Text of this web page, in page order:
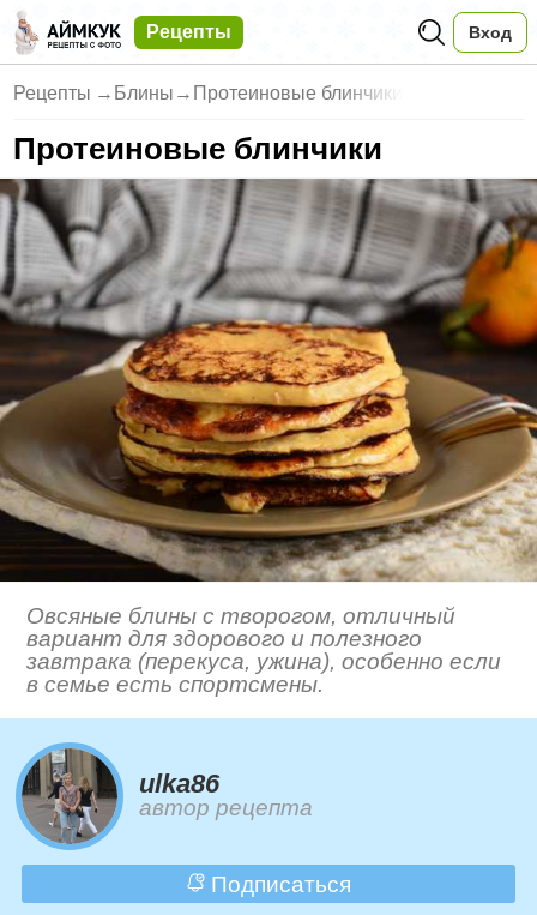
Рецепты Вход
Рецепты → Блины → Протеиновые блинчики
Протеиновые блинчики
Овсяные блины с творогом, отличный
вариант для здорового и полезного
завтрака (перекуса, ужина), особенно если
в семье есть спортсмены.
ulka86
автор рецепта
Подписаться